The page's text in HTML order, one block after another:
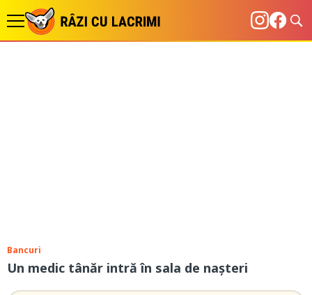
Bancuri
Un medic tânăr intră în sala de nașteri